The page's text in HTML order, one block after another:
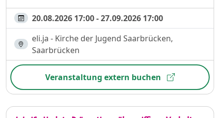
20.08.2026 17:00 - 27.09.2026 17:00
eli.ja - Kirche der Jugend Saarbrücken,
Saarbrücken
Veranstaltung extern buchen